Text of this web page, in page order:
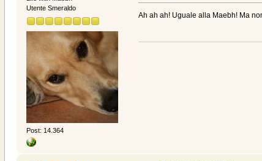
Utente Smeraldo
Post: 14.364
Ah ah ah! Uguale alla Maebh! Ma